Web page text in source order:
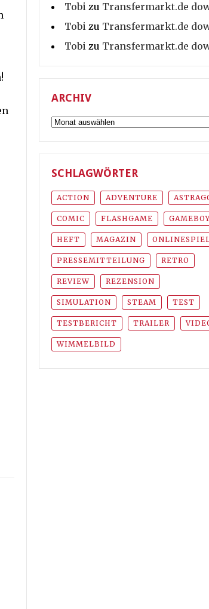
Tobi zu Transfermarkt.de
Tobi zu Transfermarkt.de
Tobi zu Transfermarkt.de
ARCHIV
Archiv
SCHLAGWÖRTER
ACTION ADVENTURE
COMIC FLASHGAME
HEFT MAGAZIN
PRESSEMITTEILUNG RETRO
REVIEW REZENSION
SIMULATION STEAM TEST
TESTBERICHT TRAILER
WIMMELBILD